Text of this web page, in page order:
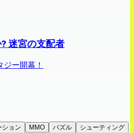
迷宮の支配者
ー開幕！
ション MMO パズル
シューティング